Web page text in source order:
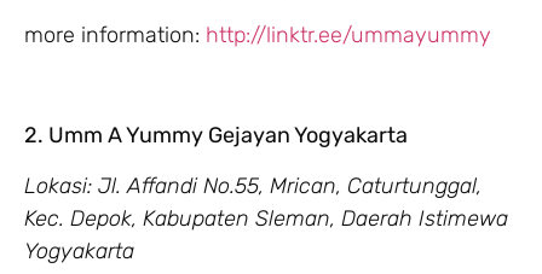
more information: http://linktr.ee/ummayummy
2. Umm A Yummy Gejayan Yogyakarta
Lokasi: Jl. Affandi No.55, Mrican, Caturtunggal,
Kec. Depok, Kabupaten Sleman, Daerah Istimewa
Yogyakarta